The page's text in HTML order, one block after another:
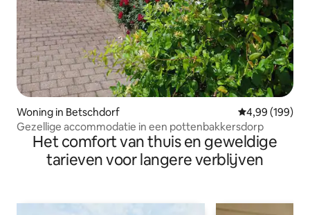
Woning in Betschdorf Gemiddelde
4,99 (199)
Gezellige accommodatie in een pottenbakkersdorp
Het comfort van thuis en geweldige
tarieven voor langere verblijven